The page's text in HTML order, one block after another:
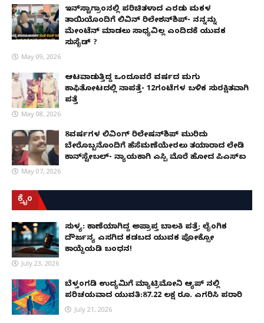
ಇನ್​ಸ್ಟಾಗ್ರಾಂನಲ್ಲಿ ಪರಿಚಿತಳಾದ ಎರಡು ಮಕ್ಕಳ
ತಾಯಿಯೊಂದಿಗೆ ಲಿವಿನ್ ರಿಲೇಶನ್​ಶಿಪ್- ನನ್ನನ್ನು
ಮೇಂಟೆನ್ ಮಾಡಲು ಸಾಧ್ಯವಿಲ್ಲ ಎಂದಿದಕ್ಕೆ ಯುವಕ
ಸುಸೈಡ್ ?
May 09, 2026
ಆಟವಾಡುತ್ತಿದ್ದ ಒಂದೂವರೆ ವರ್ಷದ ಮಗು
ಕಾಫಿತೋಟದಲ್ಲಿ ನಾಪತ್ತೆ- 12ಗಂಟೆಗಳ ಬಳಿಕ ಸುರಕ್ಷಿತವಾಗಿ
ಪತ್ತೆ
May 08, 2026
8ವರ್ಷಗಳ ಲಿವಿಂಗ್‌ ರಿಲೇಷನ್‌ಶಿಪ್ ಮುರಿದು
ಬೇರೊಬ್ಬನೊಂದಿಗೆ ಹೆಸೆಮಣೆಯೇರಲು ತಯಾರಾದ ಲೇಡಿ
ಕಾನ್‌ಸ್ಟೇಬಲ್- ನ್ಯಾಯಕ್ಕಾಗಿ ಎಸ್ಪಿ ಮೊರೆ ಹೋದ ಪಿಎಸ್ಐ
May 07, 2026
ಕ್ರೈಂ
ಸುಳ್ಯ: ಕಾಣೆಯಾಗಿದ್ದ ಅಪ್ರಾಪ್ತ ಬಾಲಕಿ ಪತ್ತೆ; ಲೈಂಗಿಕ
ದೌರ್ಜನ್ಯ ಎಸಗಿದ ಕಡಬದ ಯುವಕ ಪೋಕ್ಸೋ
ಕಾಯ್ದೆಯಡಿ ಬಂಧನ!
July 23, 2026
ಬೆಳ್ತಂಗಡಿ ಉದ್ಯಮಿಗೆ ಮ್ಯಾಟ್ರಿಮೋನಿ ಆ್ಯಪ್ ನಲ್ಲಿ
ಪರಿಚಯವಾದ ಯುವತಿ:87.22 ಲಕ್ಷ ರೂ. ಎಗರಿಸಿ ಪರಾರಿ
July 21, 2026